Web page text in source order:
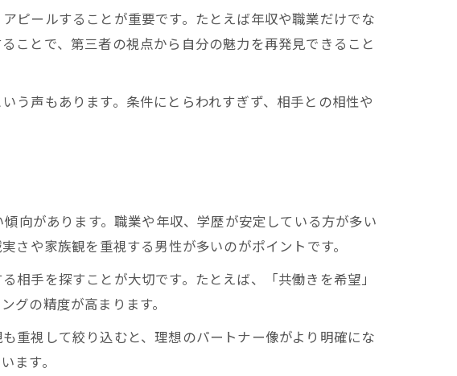
のコツ
ップ術
バック活用法
ピールすることが重要です。たとえば年収や職業だけでな
ことで、第三者の視点から自分の魅力を再発見できること
う声もあります。条件にとらわれすぎず、相手との相性や
向があります。職業や年収、学歴が安定している方が多い
や家族観を重視する男性が多いのがポイントです。
手を探すことが大切です。たとえば、「共働きを希望」
グの精度が高まります。
重視して絞り込むと、理想のパートナー像がより明確にな
ます。